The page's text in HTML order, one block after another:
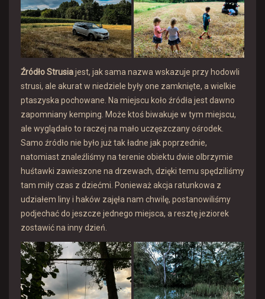
Źródło Strusiajest, jak sama nazwa wskazuje przy hodowli
strusi, ale akurat w niedziele były one zamknięte, a wielkie
ptaszyska pochowane. Na miejscu koło źródła jest dawno
zapomniany kemping. Może ktoś biwakuje w tym miejscu,
ale wyglądało to raczej na mało uczęszczany ośrodek.
Samo źródło nie było już tak ładne jak poprzednie,
natomiast znaleźliśmy na terenie obiektu dwie olbrzymie
huśtawki zawieszone na drzewach, dzięki temu spędziliśmy
tam miły czas z dziećmi. Ponieważ akcja ratunkowa z
udziałem liny i haków zajęła nam chwilę, postanowiliśmy
podjechać do jeszcze jednego miejsca, a resztę jeziorek
zostawić na inny dzień.